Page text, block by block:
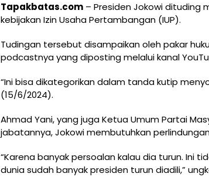
Tapakbatas.com – Presiden Jokowi dituding
kebijakan Izin Usaha Pertambangan (IUP).
Tudingan tersebut disampaikan oleh pakar
podcastnya yang diposting melalui kanal
“Ini bisa dikategorikan dalam tanda kutip
(15/6/2024).
Ahmad Yani, yang juga Ketua Umum Partai
jabatannya, Jokowi membutuhkan
“Karena banyak persoalan kalau dia turun. Ini
dunia sudah banyak presiden turun diadili,”